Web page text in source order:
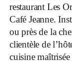
restaurant Les
Café Jeanne.
ou près de la
clientèle de
cuisine